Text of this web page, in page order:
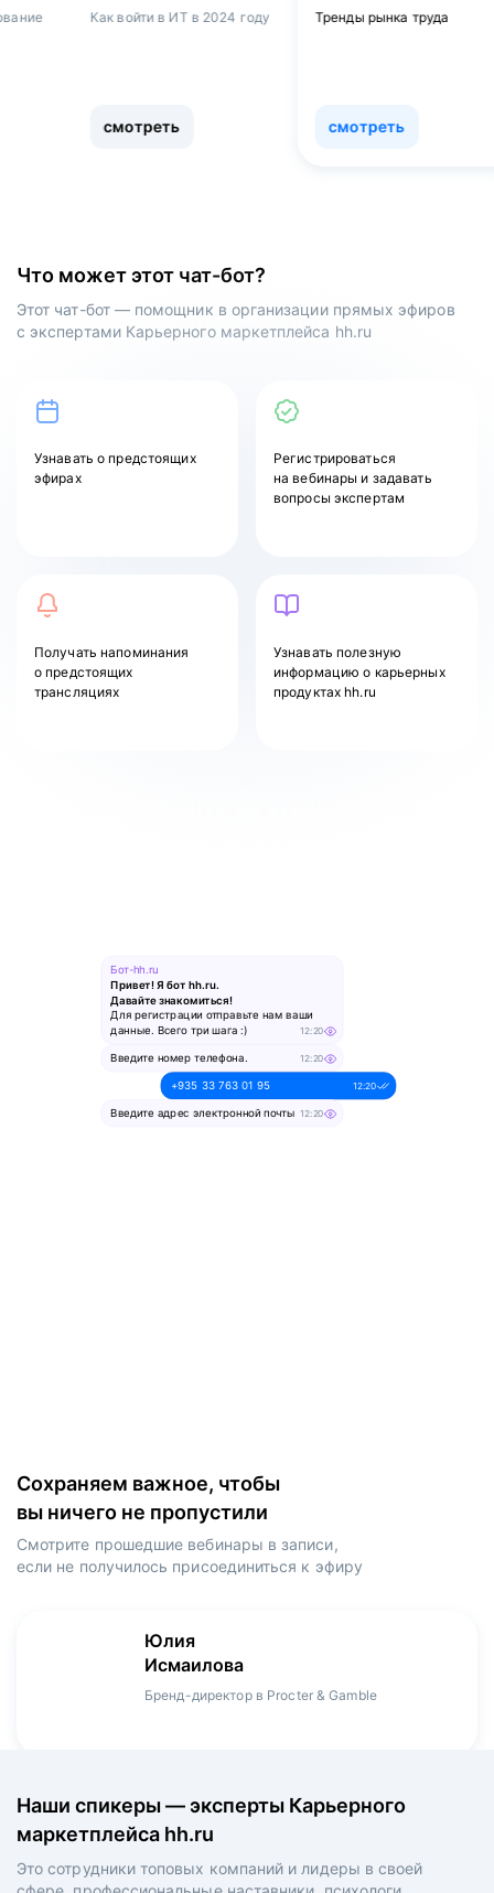
войти в ИТ в 2024 году Тренды рынка труда
Что может этот чат-бот?
Этот чат-бот — помощник в организации прямых эфиров
с экспертами Карьерного маркетплейса hh.ru
Узнаватьо предстоящих
эфирах
Регистрироваться
на вебинары и задавать
вопросы экспертам
Получать напоминания
о предстоящих
трансляциях
Узнавать полезную
информацию о карьерных
продуктах hh.ru
Бот-hh.ru
Привет! Я бот hh.ru.
Давайте знакомиться!
Для регистрации отправьте нам ваши
данные. Всего три шага :)
12:20
Введите номер телефона. 12:20
+935 33 763 01 95 12:20
Введите адрес электронной почты 12:20
Сохраняем важное, чтобы
вы ничего не пропустили
Смотрите прошедшие вебинары в записи,
если не получилось присоединиться к эфиру
Юлия
Исмаилова
Бренд-директор в Procter & Gamble
Игорь
Зуриев
Руководитель ИТ-проектов, международный
Мария
Оборина
Менеджер продукта в hh.ru
Денис
Мерзлов
Креативный директор в XReady Lab, ex-КРОК
Даниил
Харламов
Head Product Manager в Ozon / ex-Huawei,
Наши спикеры — эксперты Карьерного
маркетплейса hh.ru
Это сотрудники топовых компаний и лидеры в своей